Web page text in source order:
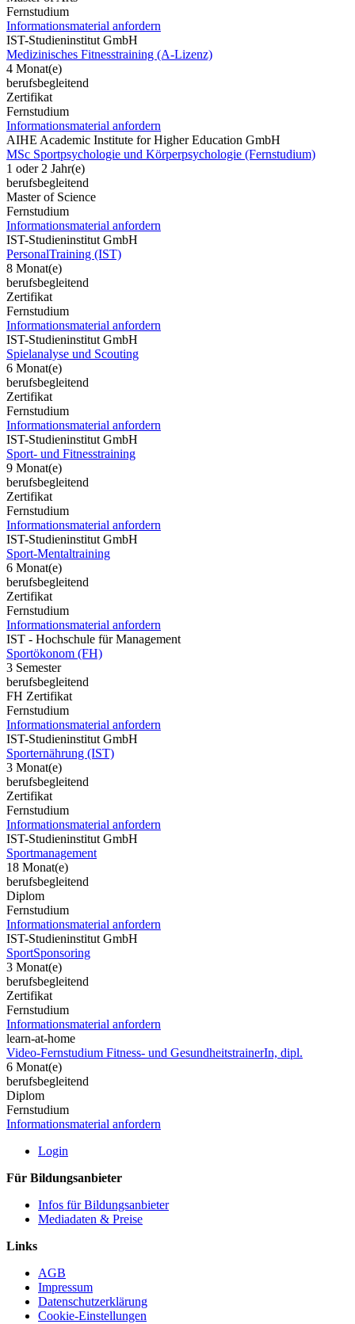
Fernstudium
Informationsmaterial anfordern
IST-Studieninstitut GmbH
Medizinisches Fitnesstraining (A-Lizenz)
4 Monat(e)
berufsbegleitend
Zertifikat
Fernstudium
Informationsmaterial anfordern
AIHE Academic Institute for Higher Education GmbH
MSc Sportpsychologie und Körperpsychologie (Fernstudium)
1 oder 2 Jahr(e)
berufsbegleitend
Master of Science
Fernstudium
Informationsmaterial anfordern
IST-Studieninstitut GmbH
PersonalTraining (IST)
8 Monat(e)
berufsbegleitend
Zertifikat
Fernstudium
Informationsmaterial anfordern
IST-Studieninstitut GmbH
Spielanalyse und Scouting
6 Monat(e)
berufsbegleitend
Zertifikat
Fernstudium
Informationsmaterial anfordern
IST-Studieninstitut GmbH
Sport- und Fitnesstraining
9 Monat(e)
berufsbegleitend
Zertifikat
Fernstudium
Informationsmaterial anfordern
IST-Studieninstitut GmbH
Sport-Mentaltraining
6 Monat(e)
berufsbegleitend
Zertifikat
Fernstudium
Informationsmaterial anfordern
IST - Hochschule für Management
Sportökonom (FH)
3 Semester
berufsbegleitend
FH Zertifikat
Fernstudium
Informationsmaterial anfordern
IST-Studieninstitut GmbH
Sporternährung (IST)
3 Monat(e)
berufsbegleitend
Zertifikat
Fernstudium
Informationsmaterial anfordern
IST-Studieninstitut GmbH
Sportmanagement
18 Monat(e)
berufsbegleitend
Diplom
Fernstudium
Informationsmaterial anfordern
IST-Studieninstitut GmbH
SportSponsoring
3 Monat(e)
berufsbegleitend
Zertifikat
Fernstudium
Informationsmaterial anfordern
learn-at-home
Video-Fernstudium Fitness- und GesundheitstrainerIn, dipl.
6 Monat(e)
berufsbegleitend
Diplom
Fernstudium
Informationsmaterial anfordern
Login
Für Bildungsanbieter
Infos für Bildungsanbieter
Mediadaten & Preise
Links
AGB
Impressum
Datenschutzerklärung
Cookie-Einstellungen